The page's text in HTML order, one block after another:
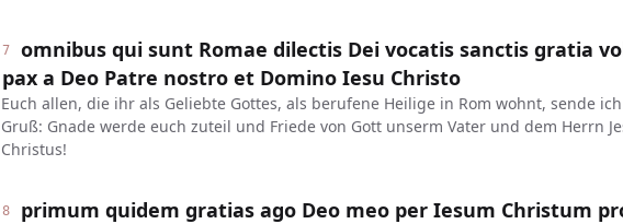
7
omnibus qui sunt Romae dilectis Dei vocatis sanctis gratia
pax a Deo Patre nostro et Domino Iesu Christo
Euch allen, die ihr als Geliebte Gottes, als berufene Heilige in Rom wohnt, sende
Gruß: Gnade werde euch zuteil und Friede von Gott unserm Vater und dem Herrn
Christus!
8
primum quidem gratias ago Deo meo per Iesum Christum